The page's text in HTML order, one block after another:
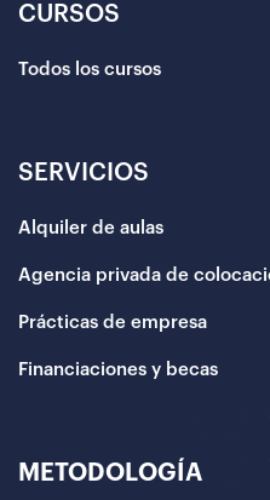
CURSOS
Todos los cursos
SERVICIOS
Alquiler de aulas
Agencia privada de
Prácticas de empresa
Financiaciones y becas
METODOLOGÍA